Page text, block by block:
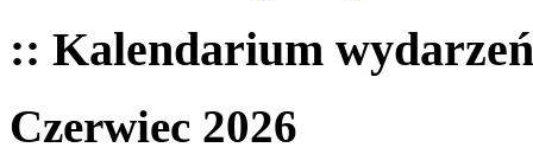
:: Kalendarium wydarzeń
Czerwiec 2026